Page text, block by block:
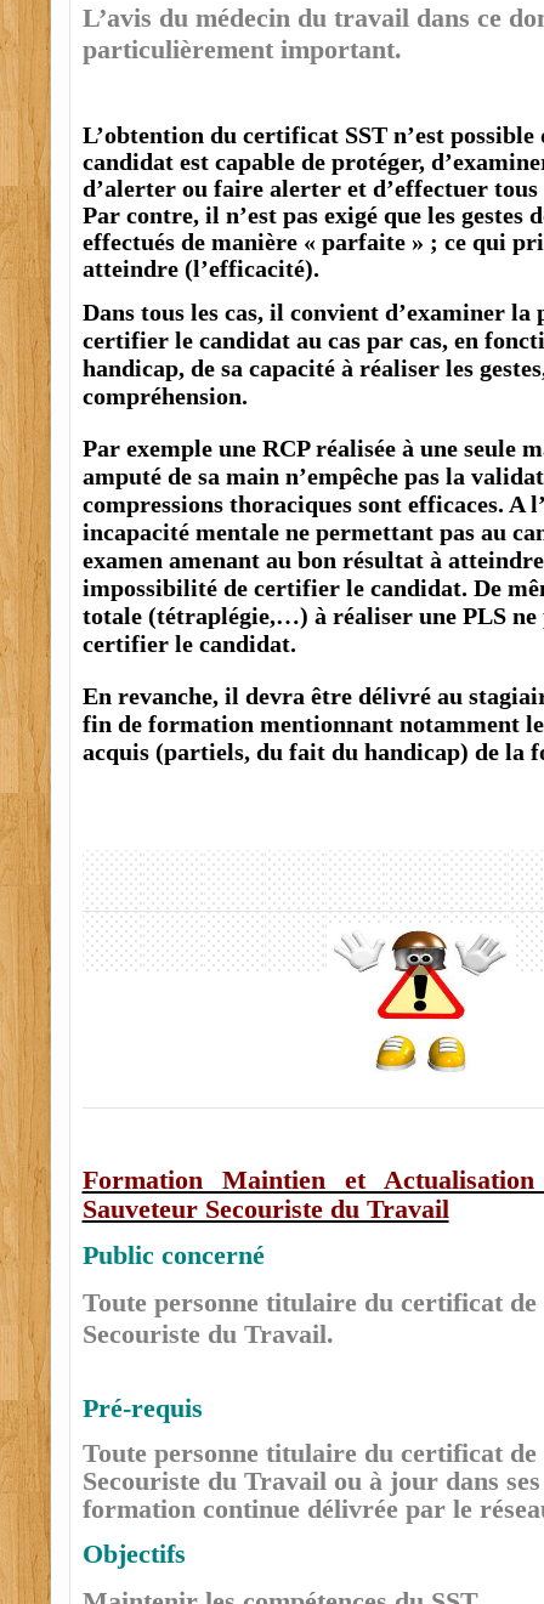
L’avis du médecin du travail dans ce
particulièrement important.
L’obtention du certificat SST n’est possible
candidat est capable de protéger,
d’alerter ou faire alerter et d’effectuer tous
Par contre, il n’est pas exigé que les gestes
effectués de manière « parfaite » ; ce qui
atteindre (l’efficacité).
Dans tous les cas, il convient d’examiner la
certifier le candidat au cas par cas, en
handicap, de sa capacité à réaliser les
compréhension.
Par exemple une RCP réalisée à une seule
amputé de sa main n’empêche pas la
compressions thoraciques sont efficaces. A
incapacité mentale ne permettant pas au
examen amenant au bon résultat à
impossibilité de certifier le candidat. De
totale (tétraplégie,…) à réaliser une PLS ne
certifier le candidat.
En revanche, il devra être délivré au
fin de formation mentionnant notamment
acquis (partiels, du fait du handicap) de la
Formation Maintien et Actualisation
Sauveteur Secouriste du Travail
Public concerné
Toute personne titulaire du certificat de
Secouriste du Travail.
Pré-requis
Toute personne titulaire du certificat de
Secouriste du Travail ou à jour dans ses
formation continue délivrée par le
Objectifs